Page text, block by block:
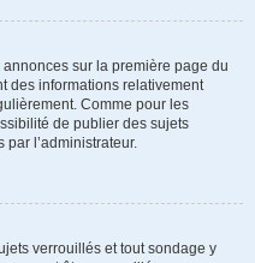
sur la première page du
des informations relativement
Comme pour les
de publier des sujets
l’administrateur.
verrouillés et tout sondage y